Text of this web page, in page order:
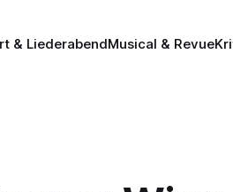
& LiederabendMusical & Revue